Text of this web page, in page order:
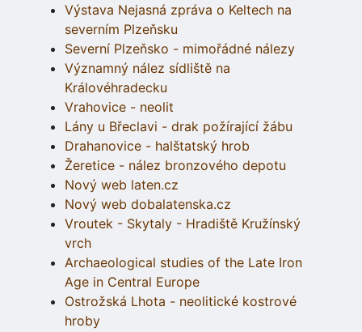
Výstava Nejasná zpráva o Keltech na
severním Plzeňsku
Severní Plzeňsko - mimořádné nálezy
Významný nález sídliště na
Královéhradecku
Vrahovice - neolit
Lány u Břeclavi - drak požírající žábu
Drahanovice - halštatský hrob
Žeretice - nález bronzového depotu
Nový web laten.cz
Nový web dobalatenska.cz
Vroutek - Skytaly - Hradiště Kružínský
vrch
Archaeological studies of the Late Iron
Age in Central Europe
Ostrožská Lhota - neolitické kostrové
hroby